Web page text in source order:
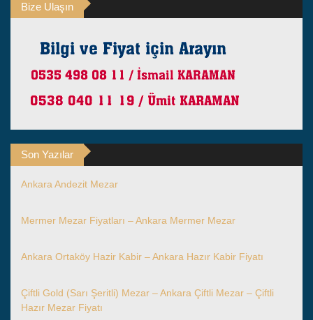
Bize Ulaşın
Son Yazılar
Ankara Andezit Mezar
Mermer Mezar Fiyatları – Ankara Mermer Mezar
Ankara Ortaköy Hazir Kabir – Ankara Hazır Kabir Fiyatı
Çiftli Gold (Sarı Şeritli) Mezar – Ankara Çiftli Mezar – Çiftli
Hazır Mezar Fiyatı